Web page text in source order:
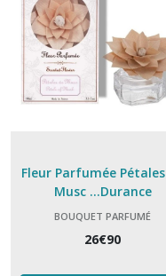
Fleur Parfumée
Musc ...Durance
BOUQUET PARFUMÉ
26€90